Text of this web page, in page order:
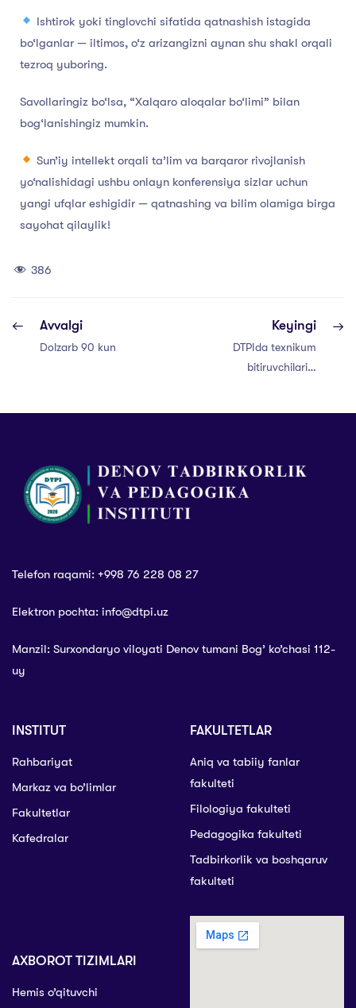
Ishtirok yoki tinglovchi sifatida qatnashish istagida
bo‘lganlar — iltimos, o‘z arizangizni aynan shu shakl orqali
tezroq yuboring.
Savollaringiz bo‘lsa, “Xalqaro aloqalar bo‘limi” bilan
bog‘lanishingiz mumkin.
Sun’iy intellekt orqali ta’lim va barqaror rivojlanish
yo‘nalishidagi ushbu onlayn konferensiya sizlar uchun
yangi ufqlar eshigidir — qatnashing va bilim olamiga birga
sayohat qilaylik!
386
Avvalgi
Dolzarb 90 kun
Keyingi
DTPIda texnikum
bitiruvchilarini
Telefon raqami: +998 76 228 08 27
Elektron pochta: info@dtpi.uz
Manzil: Surxondaryo viloyati Denov tumani Bog’ ko’chasi 112-
uy
INSTITUT
Rahbariyat
Markaz va bo’limlar
Fakultetlar
Kafedralar
FAKULTETLAR
Aniq va tabiiy fanlar
fakulteti
Filologiya fakulteti
Pedagogika fakulteti
Tadbirkorlik va boshqaruv
fakulteti
AXBOROT TIZIMLARI
Hemis o’qituvchi